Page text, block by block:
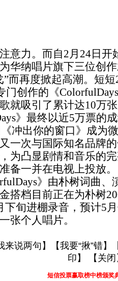
意力。而自2月24日开
华纳唱片旗下三位创
”而再度掀起高潮。短
门创作的《
就吸引了累计达10万
》最终以近5万票的
冲出你的窗口》成为
一次与国际知名品牌
为凸显剧情和音乐的
备一并在电视上投放。
》由朴树词曲、
搭档目前正在为朴树
下旬进棚录音，预计5
张个人唱片。
来说两句】【我要“揪”错】
印 】 【 关闭
短信投票赢取榜中榜颁奖